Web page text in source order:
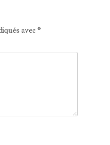
avec*